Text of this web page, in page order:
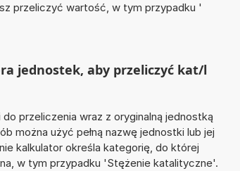
przeliczyć wartość, w tym przypadku '
jednostek, aby przeliczyć kat/l
przeliczenia wraz z oryginalną jednostką
można użyć pełną nazwę jednostki lub jej
kalkulator określa kategorię, do której
w tym przypadku 'Stężenie katalityczne'.